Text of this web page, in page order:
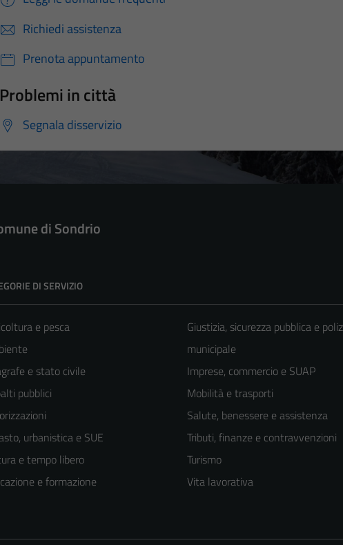
Richiedi assistenza
Prenota appuntamento
Problemi in città
Segnala disservizio
di Sondrio
DI SERVIZIO
e pesca
e stato civile
pubblici
urbanistica e SUE
e tempo libero
e formazione
Giustizia, sicurezza pubblica e
municipale
Imprese, commercio e SUAP
Mobilità e trasporti
Salute, benessere e assistenza
Tributi, finanze e contravvenzioni
Turismo
Vita lavorativa